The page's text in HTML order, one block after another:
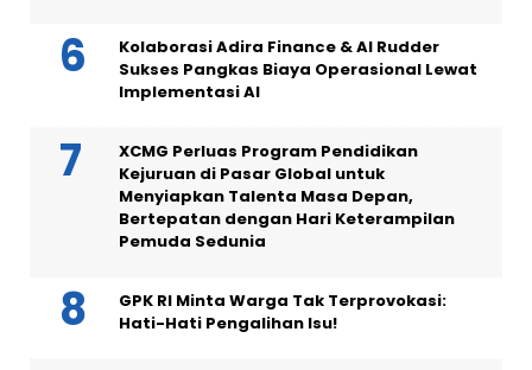
Kolaborasi Adira Finance & AI Rudder
Sukses Pangkas Biaya Operasional Lewat
Implementasi AI
XCMG Perluas Program Pendidikan
Kejuruan di Pasar Global untuk
Menyiapkan Talenta Masa Depan,
Bertepatan dengan Hari Keterampilan
Pemuda Sedunia
GPK RI Minta Warga Tak Terprovokasi:
Hati-Hati Pengalihan Isu!